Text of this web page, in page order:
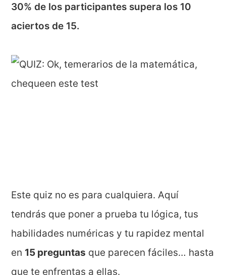
30% de los participantes supera los 10
aciertos de 15.
Este quiz no es para cualquiera. Aquí
tendrás que poner a prueba tu lógica, tus
habilidades numéricas y tu rapidez mental
en 15 preguntas que parecen fáciles… hasta
que te enfrentas a ellas.